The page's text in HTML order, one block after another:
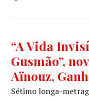
TRAILERS
“A Vida
Gusmão”,
Aïnouz,
Sétimo longa-